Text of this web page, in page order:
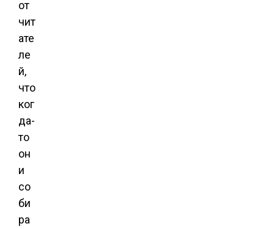
от
чит
ате
ле
й,
что
ког
да-
то
он
и
со
би
ра